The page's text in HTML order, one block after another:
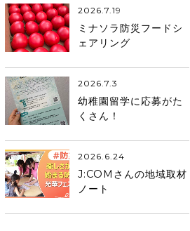
2026.7.19
ミナソラ防災フードシ
ェアリング
2026.7.3
幼稚園留学に応募がた
くさん！
2026.6.24
J:COMさんの地域取材
ノート